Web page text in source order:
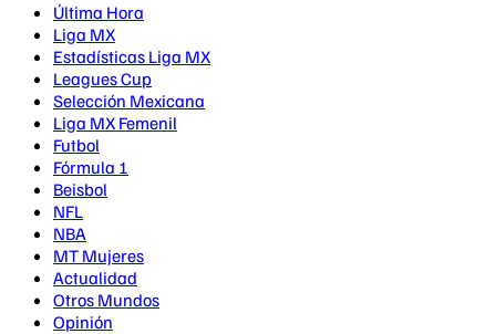
Última Hora
Liga MX
Estadísticas Liga MX
Leagues Cup
Selección Mexicana
Liga MX Femenil
Futbol
Fórmula 1
Beisbol
NFL
NBA
MT Mujeres
Actualidad
Otros Mundos
Opinión